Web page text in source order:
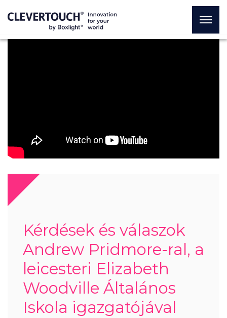
Kérdések és válaszok
Andrew Pridmore-ral, a
leicesteri Elizabeth
Woodville Általános
Iskola igazgatójával